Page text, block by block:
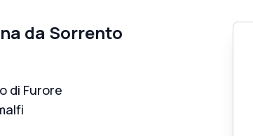
da Sorrento
di Furore